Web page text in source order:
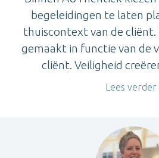
begeleidingen te laten
thuiscontext van de cliënt.
gemaakt in functie van de
cliënt. Veiligheid
Lees verder